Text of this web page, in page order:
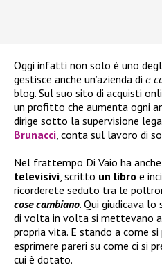
Oggi infatti non solo è uno
gestisce anche un’azienda di e-
blog. Sul suo sito di acquisti
un profitto che aumenta ogni
dirige sotto la supervisione
Brunacci , conta sul lavoro di
Nel frattempo Di Vaio ha
televisivi , scritto un libro e
ricorderete seduto tra le
cose cambiano. Qui giudicava
di volta in volta si mettevano
propria vita. E stando a come
esprimere pareri su come ci si
cui è dotato.